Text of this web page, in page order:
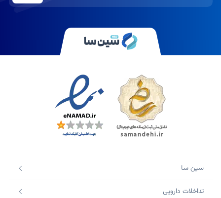
سین سا
تداخلات دارویی